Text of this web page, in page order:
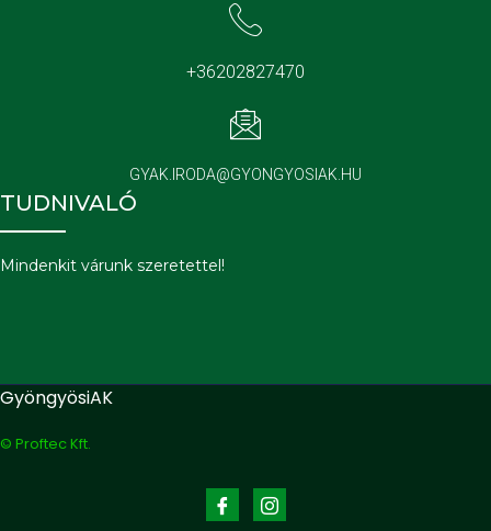
+36202827470
GYAK.IRODA@GYONGYOSIAK.HU
TUDNIVALÓ
Mindenkit várunk szeretettel!
GyöngyösiAK
© Proftec Kft.